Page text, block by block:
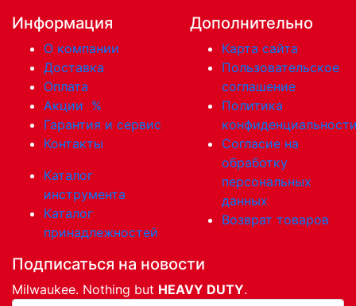
Информация
О компании
Доставка
Оплата
Акции %
Гарантия и сервис
Контакты
Каталог
инструмента
Каталог
принадлежностей
Дополнительно
Карта сайта
Пользовательское
соглашение
Политика
Согласие на
обработку
персональных
данных
Возврат товаров
Подписаться на новости
Milwaukee. Nothing but HEAVY DUTY.